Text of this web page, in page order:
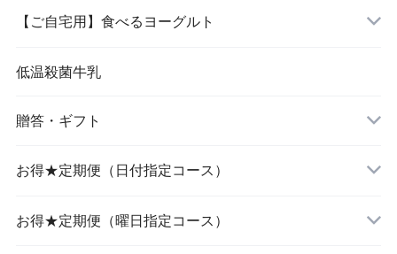
【ご自宅用】食べるヨーグルト
低温殺菌牛乳
贈答・ギフト
飲むヨーグルト
食べるヨーグルト
お得★定期便（日付指定コース）
飲むヨーグルト
お得★定期便（曜日指定コース）